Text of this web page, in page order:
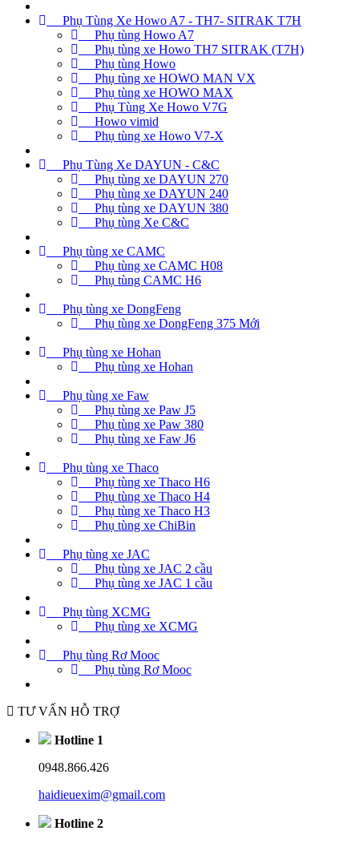
Phụ Tùng Xe Howo A7 - TH7- SITRAK T7H
Phụ tùng Howo A7
Phụ tùng xe Howo TH7 SITRAK (T7H)
Phụ tùng Howo
Phụ tùng xe HOWO MAN VX
Phụ tùng xe HOWO MAX
Phụ Tùng Xe Howo V7G
Howo vimid
Phụ tùng xe Howo V7-X
Phụ Tùng Xe DAYUN - C&C
Phụ tùng xe DAYUN 270
Phụ tùng xe DAYUN 240
Phụ tùng xe DAYUN 380
Phụ tùng Xe C&C
Phụ tùng xe CAMC
Phụ tùng xe CAMC H08
Phụ tùng CAMC H6
Phụ tùng xe DongFeng
Phụ tùng xe DongFeng 375 Mới
Phụ tùng xe Hohan
Phụ tùng xe Hohan
Phụ tùng xe Faw
Phụ tùng xe Paw J5
Phụ tùng xe Paw 380
Phụ tùng xe Faw J6
Phụ tùng xe Thaco
Phụ tùng xe Thaco H6
Phụ tùng xe Thaco H4
Phụ tùng xe Thaco H3
Phụ tùng xe ChiBin
Phụ tùng xe JAC
Phụ tùng xe JAC 2 cầu
Phụ tùng xe JAC 1 cầu
Phụ tùng XCMG
Phụ tùng xe XCMG
Phụ tùng Rơ Mooc
Phụ tùng Rơ Mooc
TƯ VẤN HỖ TRỢ
Hotline 1
0948.866.426
haidieuexim@gmail.com
Hotline 2